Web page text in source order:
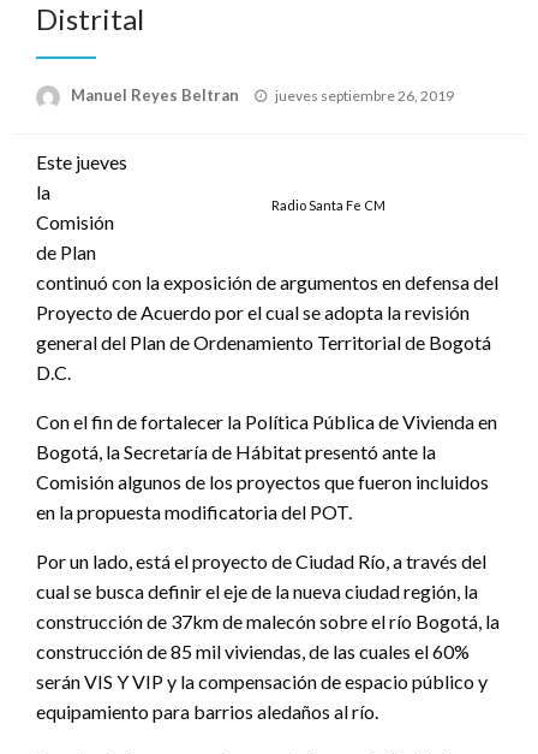
Distrital
Manuel Reyes Beltran
Publicado
jueves septiembre 26, 2019
Radio Santa Fe CM
Este jueves
la
Comisión
de Plan
continuó con la exposición de argumentos en defensa del
Proyecto de Acuerdo por el cual se adopta la revisión
general del Plan de Ordenamiento Territorial de Bogotá
D.C.
Con el fin de fortalecer la Política Pública de Vivienda en
Bogotá, la Secretaría de Hábitat presentó ante la
Comisión algunos de los proyectos que fueron incluidos
en la propuesta modificatoria del POT.
Por un lado, está el proyecto de Ciudad Río, a través del
cual se busca definir el eje de la nueva ciudad región, la
construcción de 37km de malecón sobre el río Bogotá, la
construcción de 85 mil viviendas, de las cuales el 60%
serán VIS Y VIP y la compensación de espacio público y
equipamiento para barrios aledaños al río.